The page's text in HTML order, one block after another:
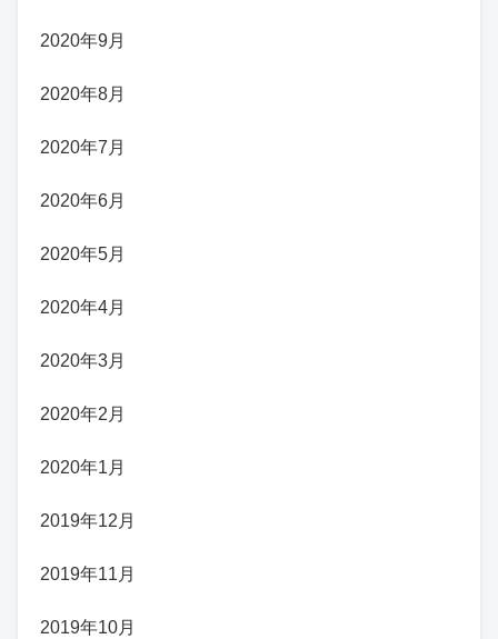
2020年9月
2020年8月
2020年7月
2020年6月
2020年5月
2020年4月
2020年3月
2020年2月
2020年1月
2019年12月
2019年11月
2019年10月